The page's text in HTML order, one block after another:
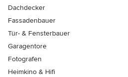
Dachdecker
Fassadenbauer
Tür- & Fensterbauer
Garagentore
Fotografen
Heimkino & Hifi